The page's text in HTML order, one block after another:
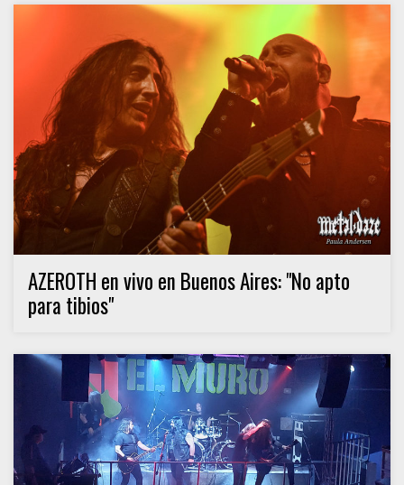
AZEROTH en vivo en Buenos Aires: "No apto
para tibios"